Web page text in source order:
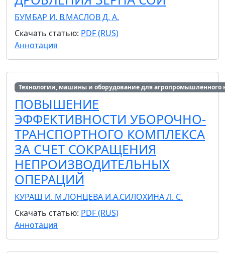
БУМБАР И. В.МАСЛОВ Д. А.
Скачать статью: PDF (RUS)
Аннотация
Технологии, машины и оборудование для агропромышленного
ПОВЫШЕНИЕ
ЭФФЕКТИВНОСТИ УБОРОЧНО-
ТРАНСПОРТНОГО КОМПЛЕКСА
ЗА СЧЕТ СОКРАЩЕНИЯ
НЕПРОИЗВОДИТЕЛЬНЫХ
ОПЕРАЦИЙ
КУРАШ И. М.ЛОНЦЕВА И.А.СИЛОХИНА Л. С.
Скачать статью: PDF (RUS)
Аннотация